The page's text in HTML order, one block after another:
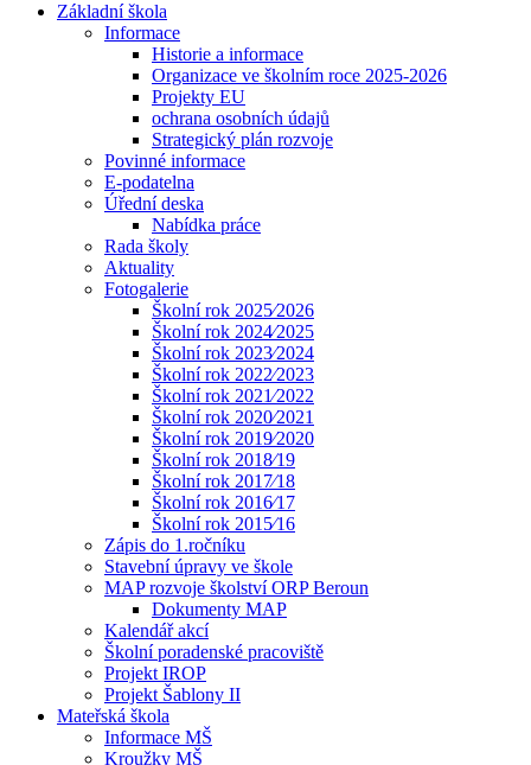
Základní škola
Informace
Historie a informace
Organizace ve školním roce 2025-2026
Projekty EU
ochrana osobních údajů
Strategický plán rozvoje
Povinné informace
E-podatelna
Úřední deska
Nabídka práce
Rada školy
Aktuality
Fotogalerie
Školní rok 2025⁄2026
Školní rok 2024⁄2025
Školní rok 2023⁄2024
Školní rok 2022⁄2023
Školní rok 2021⁄2022
Školní rok 2020⁄2021
Školní rok 2019⁄2020
Školní rok 2018⁄19
Školní rok 2017⁄18
Školní rok 2016⁄17
Školní rok 2015⁄16
Zápis do 1.ročníku
Stavební úpravy ve škole
MAP rozvoje školství ORP Beroun
Dokumenty MAP
Kalendář akcí
Školní poradenské pracoviště
Projekt IROP
Projekt Šablony II
Mateřská škola
Informace MŠ
Kroužky MŠ